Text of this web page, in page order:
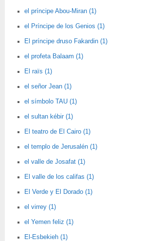
el príncipe Abou-Miran (1)
el Príncipe de los Genios (1)
El príncipe druso Fakardin (1)
el profeta Balaam (1)
El raïs (1)
el señor Jean (1)
el símbolo TAU (1)
el sultan kébir (1)
El teatro de El Cairo (1)
el templo de Jerusalén (1)
el valle de Josafat (1)
El valle de los califas (1)
El Verde y El Dorado (1)
el virrey (1)
el Yemen feliz (1)
El-Esbekieh (1)